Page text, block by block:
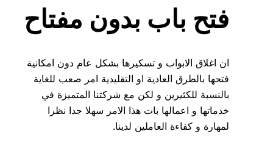
فتح باب بدون مفتاح
ان اغلاق الابواب و تسكيرها بشكل عام دون امكانية
فتحها بالطرق العادية او التقليدية امر صعب للغاية
بالنسبة للكثيرين و لكن مع شركتنا المتميزة في
خدماتها و اعمالها بات هذا الامر سهلا جدا نظرا
لمهارة و كفاءة العاملين لدينا.